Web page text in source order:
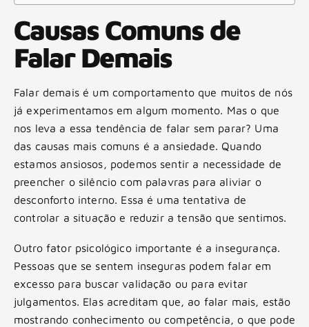
Causas Comuns de
Falar Demais
Falar demais é um comportamento que muitos de nós
já experimentamos em algum momento. Mas o que
nos leva a essa tendência de falar sem parar? Uma
das causas mais comuns é a ansiedade. Quando
estamos ansiosos, podemos sentir a necessidade de
preencher o silêncio com palavras para aliviar o
desconforto interno. Essa é uma tentativa de
controlar a situação e reduzir a tensão que sentimos.
Outro fator psicológico importante é a insegurança.
Pessoas que se sentem inseguras podem falar em
excesso para buscar validação ou para evitar
julgamentos. Elas acreditam que, ao falar mais, estão
mostrando conhecimento ou competência, o que pode